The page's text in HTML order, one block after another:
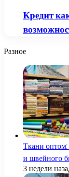
Кредит
Разное
Ткани оптом:
и швейного
3 недели